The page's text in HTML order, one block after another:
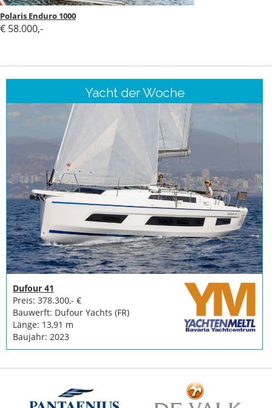
Polaris Enduro 1000
€ 58.000,-
Yacht der Woche
Dufour 41
Preis: 378.300,- €
Bauwerft: Dufour Yachts (FR)
Länge: 13,91 m
Baujahr: 2023